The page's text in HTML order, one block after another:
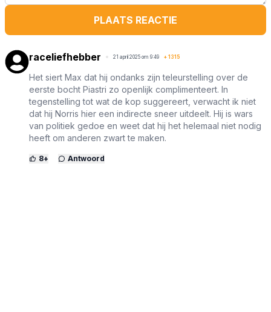
PLAATS REACTIE
raceliefhebber 21 april 2025 om 9:49 + 1315
Het siert Max dat hij ondanks zijn teleurstelling over de
eerste bocht Piastri zo openlijk complimenteert. In
tegenstelling tot wat de kop suggereert, verwacht ik niet
dat hij Norris hier een indirecte sneer uitdeelt. Hij is wars
van politiek gedoe en weet dat hij het helemaal niet nodig
heeft om anderen zwart te maken.
8+ Antwoord